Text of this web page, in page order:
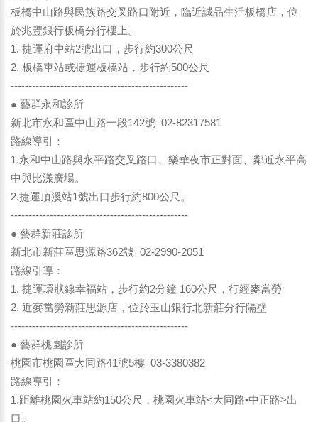
板橋中山路與民族路交叉路口附近，臨近誠品生活板橋店，位
於兆豐銀行板橋分行樓上。
1. 捷運府中站2號出口，步行約300公尺
2. 板橋車站或捷運板橋站，步行約500公尺
--------------------------------------------------
● 藝群永和診所
新北市永和區中山路一段142號 02-82317581
路線導引：
1.永和中山路與永平路交叉路口、樂華夜市正對面、鄰近永平高
中與比漾廣場。
2.捷運頂溪站1號出口步行約800公尺。
--------------------------------------------------
● 藝群新莊診所
新北市新莊區思源路362號 02-2990-2051
路線引導：
1. 捷運環狀線幸福站，步行約2分鐘 160公尺，行經麥當勞
2. 近麥當勞新莊思源店，位於玉山銀行北新莊分行隔壁
--------------------------------------------------
● 藝群桃園診所
桃園市桃園區大同路41號5樓 03-3380382
路線導引：
1.距離桃園火車站約150公尺，桃園火車站<大同路•中正路>出
口。